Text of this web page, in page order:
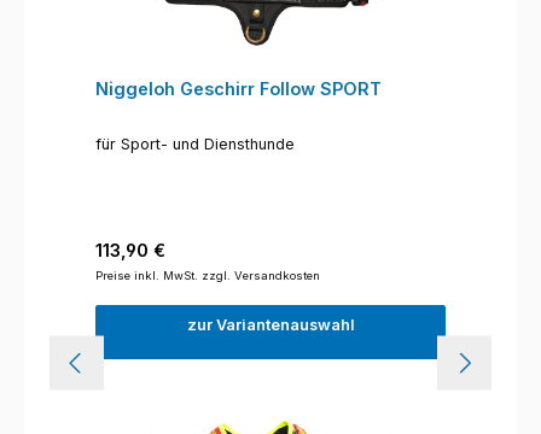
Niggeloh Geschirr Follow SPORT
für Sport- und Diensthunde
Regulärer Preis:
113,90 €
Preise inkl. MwSt. zzgl. Versandkosten
zur Variantenauswahl